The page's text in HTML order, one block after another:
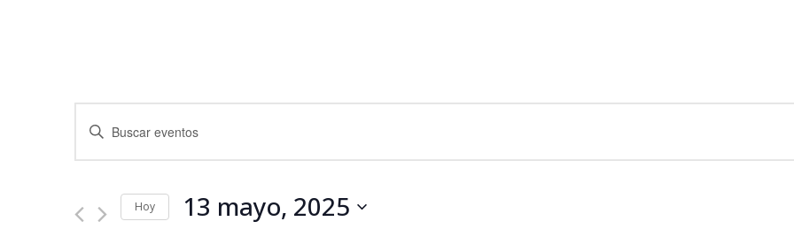
Navegación
de
y
Introduce
clave.
Eventos
para
la
Hoy 13 mayo, 2025